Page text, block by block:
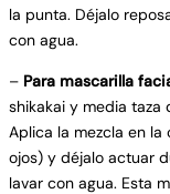
la punta. Déjalo
con agua.
– Para mascarilla
shikakai y media taza
Aplica la mezcla en
ojos) y déjalo actuar
lavar con agua. Esta